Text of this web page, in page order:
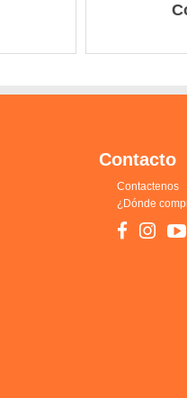
Contacto
Contactenos
¿Dónde